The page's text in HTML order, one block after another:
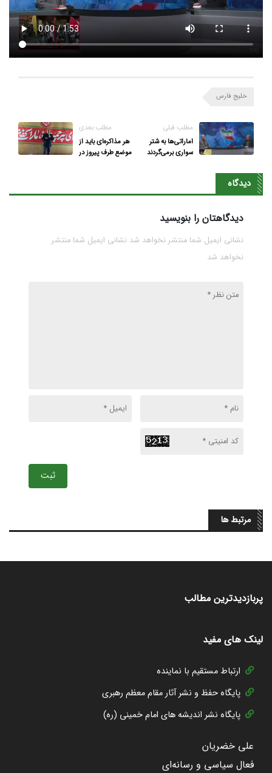
خلیج فارس
مطلب قبلی
اماراتی‌ها به شتر
سواری برمی‌گردند
مطلب بعدی
هر مذاکره‌ای باید از
موضع طرف پیروز در
دیدگاه
دیدگاهتان را بنویسید
نشانی ایمیل شما منتشر نخواهد شد نشانی ایمیل شما منتشر
نخواهد شد
ثبت
مرتبط ها
لینک های مفید
ارتباط مستقیم با نماینده
پایگاه حفظ و نشر آثار مقام معظم رهبری
پایگاه نشر اندیشه های امام خمینی (ره)
پربازدیدترین مطالب
علی خضریان
فعال سیاسی و رسانه‌ای